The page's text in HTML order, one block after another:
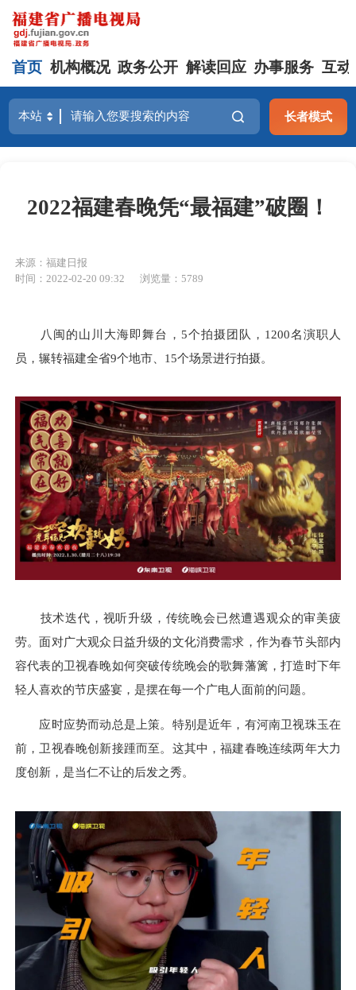
首页 机构概况 政务公开 解读回应 办事服务 互动
长者模式
2022福建春晚凭“最福建”破圈！
来源：福建日报
时间：2022-02-20 09:32
浏览量：5789
八闽的山川大海即舞台，5个拍摄团队，1200名演职人
员，辗转福建全省9个地市、15个场景进行拍摄。
技术迭代，视听升级，传统晚会已然遭遇观众的审美疲
劳。面对广大观众日益升级的文化消费需求，作为春节头部内
容代表的卫视春晚如何突破传统晚会的歌舞藩篱，打造时下年
轻人喜欢的节庆盛宴，是摆在每一个广电人面前的问题。
应时应势而动总是上策。特别是近年，有河南卫视珠玉在
前，卫视春晚创新接踵而至。这其中，福建春晚连续两年大力
度创新，是当仁不让的后发之秀。